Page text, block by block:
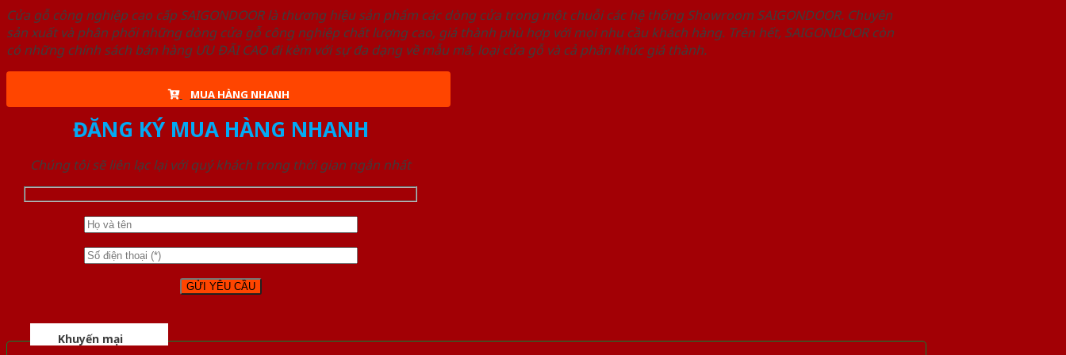
Cửa gỗ công nghiệp cao cấp SAIGONDOOR là thương hiệu sản phẩm các dòng cửa trong một chuỗi các hệ thống Showroom SAIGONDOOR. Chuyên
sản xuất và phân phối những dòng cửa gỗ công nghiệp chất lượng cao, giá thành phù hợp với mọi nhu cầu khách hàng. Trên hết, SAIGONDOOR còn
có những chính sách bán hàng ƯU ĐÃI CAO đi kèm với sự đa dạng về mẫu mã, loại cửa gỗ và cả phân khúc giá thành.
MUA HÀNG NHANH
ĐĂNG KÝ MUA HÀNG NHANH
Chúng tôi sẽ liên lạc lại với quý khách trong thời gian ngắn nhất
Khuyến mại